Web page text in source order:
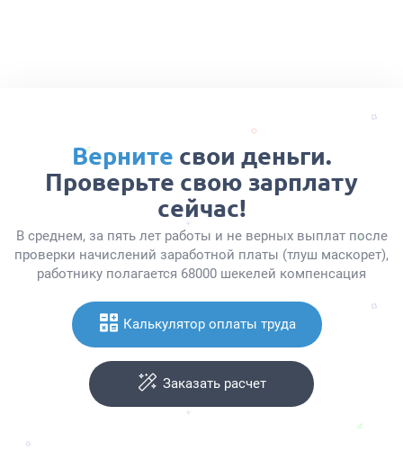
Верните свои деньги.
Проверьте свою зарплату
сейчас!
В среднем, за пять лет работы и не верных выплат после
проверки начислений заработной платы (тлуш маскорет),
работнику полагается 68000 шекелей компенсация
Калькулятор оплаты труда
Заказать расчет